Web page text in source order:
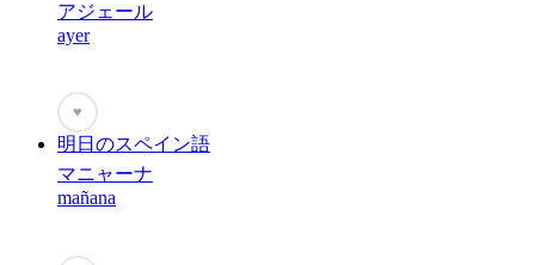
アジェール
ayer
♥
明日のスペイン語
マニャーナ
mañana